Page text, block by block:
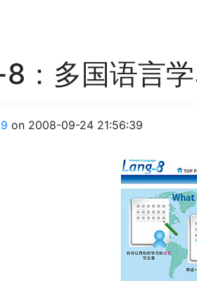
：多国语言
on 2008-09-24 21:56:39